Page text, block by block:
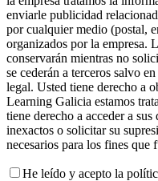
enviarle publicidad
por cualquier medio (postal,
organizados por la empresa.
conservarán mientras no
se cederán a terceros salvo
legal. Usted tiene derecho a
Learning Galicia estamos
tiene derecho a acceder a
inexactos o solicitar su
necesarios para los fines que
He leído y acepto la